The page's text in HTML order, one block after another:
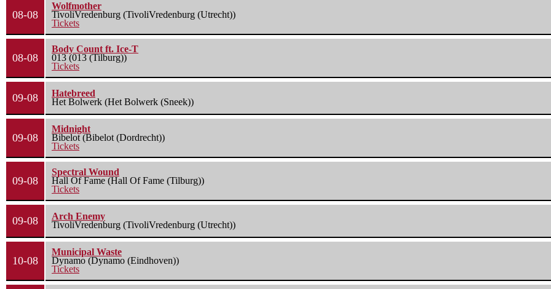
08-08
Wolfmother
TivoliVredenburg (TivoliVredenburg (Utrecht))
Tickets
08-08
Body Count ft. Ice-T
013 (013 (Tilburg))
Tickets
09-08
Hatebreed
Het Bolwerk (Het Bolwerk (Sneek))
09-08
Midnight
Bibelot (Bibelot (Dordrecht))
Tickets
09-08
Spectral Wound
Hall Of Fame (Hall Of Fame (Tilburg))
Tickets
09-08
Arch Enemy
TivoliVredenburg (TivoliVredenburg (Utrecht))
10-08
Municipal Waste
Dynamo (Dynamo (Eindhoven))
Tickets